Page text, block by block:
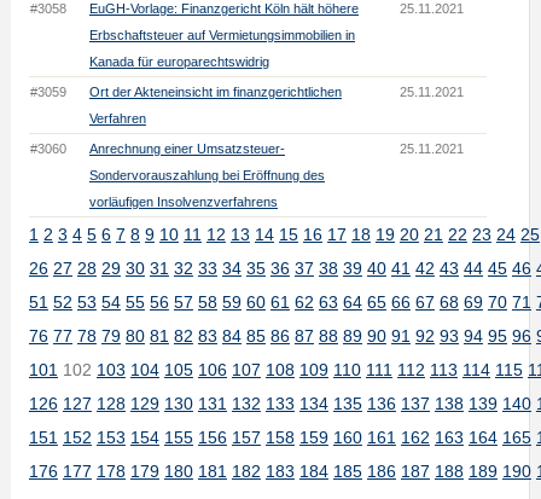
#3058
EuGH-Vorlage: Finanzgericht Köln hält höhere
Erbschaftsteuer auf Vermietungsimmobilien in
Kanada für europarechtswidrig
25.11.2021
#3059
Ort der Akteneinsicht im finanzgerichtlichen
Verfahren
25.11.2021
#3060
Anrechnung einer Umsatzsteuer-
Sondervorauszahlung bei Eröffnung des
vorläufigen Insolvenzverfahrens
25.11.2021
1 2 3 4 5 6 7 8 9 10 11 12 13 14 15 16 17 18 19 20 21 22 23 24 25
26 27 28 29 30 31 32 33 34 35 36 37 38 39 40 41 42 43 44 45 46
51 52 53 54 55 56 57 58 59 60 61 62 63 64 65 66 67 68 69 70 71
76 77 78 79 80 81 82 83 84 85 86 87 88 89 90 91 92 93 94 95 96
101 102 103 104 105 106 107 108 109 110 111 112 113 114 115
126 127 128 129 130 131 132 133 134 135 136 137 138 139 140
151 152 153 154 155 156 157 158 159 160 161 162 163 164 165
176 177 178 179 180 181 182 183 184 185 186 187 188 189 190